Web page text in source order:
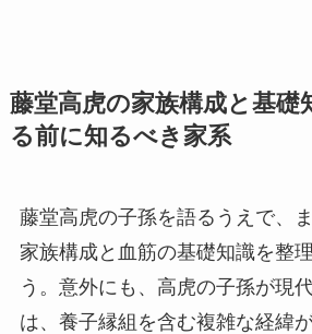
藤堂高虎の家族構成と基礎
る前に知るべき家系
藤堂高虎の子孫を語るうえで、
家族構成と血筋の基礎知識を整
う。意外にも、高虎の子孫が現
は、養子縁組を含む複雑な経緯